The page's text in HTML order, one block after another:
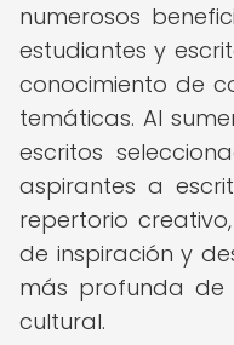
numerosos
estudiantes y
conocimiento de
temáticas. Al
escritos
aspirantes a
repertorio
de inspiración y
más profunda de
cultural.